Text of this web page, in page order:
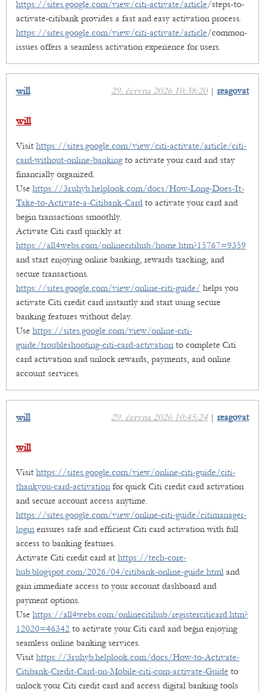
https://sites.google.com/view/citi-activate/article/steps-to-
activate-citibank provides a fast and easy activation process.
https://sites.google.com/view/citi-activate/article/common-
issues offers a seamless activation experience for users.
29. června 2026 10:38:20| reagovat
will
will
Visit https://sites.google.com/view/citi-activate/article/citi-
card-without-online-bankingto activate your card and stay
financially organized.
Use https://3ruhyb.helplook.com/docs/How-Long-Does-It-
Take-to-Activate-a-Citibank-Card to activate your card and
begin transactions smoothly.
Activate Citi card quickly at
https://all4webs.com/onlinecitihub/home.htm?15767=9359
and start enjoying online banking, rewards tracking, and
secure transactions.
https://sites.google.com/view/online-citi-guide/ helps you
activate Citi credit card instantly and start using secure
banking features without delay.
Use https://sites.google.com/view/online-citi-
guide/troubleshooting-citi-card-activation to complete Citi
card activation and unlock rewards, payments, and online
account services.
29. června 2026 10:45:24 | reagovat
will
will
Visit https://sites.google.com/view/online-citi-guide/citi-
thankyou-card-activation for quick Citi credit card activation
and secure account access anytime.
https://sites.google.com/view/online-citi-guide/citimanager-
login ensures safe and efficient Citi card activation with full
access to banking features.
Activate Citi credit card at https://tech-core-
hub.blogspot.com/2026/04/citibank-online-guide.html and
gain immediate access to your account dashboard and
payment options.
Use https://all4webs.com/onlinecitihub/registerciticard.htm?
12020=46342 to activate your Citi card and begin enjoying
seamless online banking services.
Visit https://3ruhyb.helplook.com/docs/How-to-Activate-
Citibank-Credit-Card-on-Mobile-citi-com-activate-Guide to
unlock your Citi credit card and access digital banking tools